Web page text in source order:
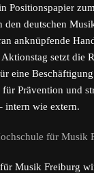
Positionspapier
den deutschen
anknüpfende
setzt die
eine
Prävention und
intern wie extern.
für Musik
Musik Freiburg